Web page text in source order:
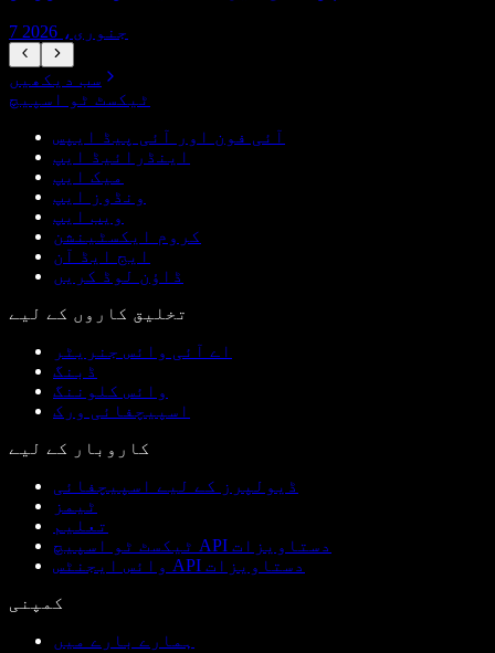
7 جنوری، 2026
سب دیکھیں
ٹیکسٹ ٹو اسپیچ
آئی فون اور آئی پیڈ ایپس
اینڈرائیڈ ایپ
میک ایپ
ونڈوز ایپ
ویب ایپ
کروم ایکسٹینشن
ایج ایڈ آن
ڈاؤن لوڈ کریں
تخلیق کاروں کے لیے
اے آئی وائس جنریٹر
ڈبنگ
وائس کلوننگ
اسپیچفائی ورک
کاروبار کے لیے
ڈیولپرز کے لیے اسپیچفائی
ٹیمز
تعلیم
ٹیکسٹ ٹو اسپیچ API دستاویزات
وائس ایجنٹس API دستاویزات
کمپنی
ہمارے بارے میں